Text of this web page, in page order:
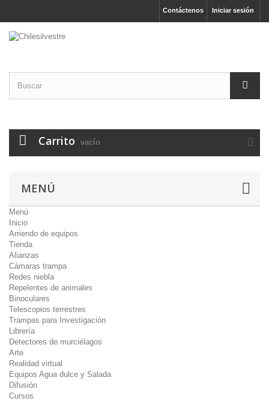
Iniciar sesión
Contáctenos
Carrito vacío
MENÚ
Menú
Inicio
Arriendo de equipos
Tienda
Alianzas
Cámaras trampa
Redes niebla
Repelentes de animales
Binoculares
Telescopios terrestres
Trampas para Investigación
Librería
Detectores de murciélagos
Arte
Realidad virtual
Equipos Agua dulce y Salada
Difusión
Cursos